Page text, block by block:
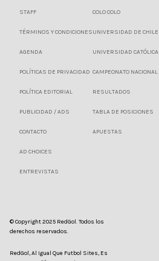
STAFF
TÉRMINOS Y CONDICIONES
AGENDA
POLÍTICAS DE PRIVACIDAD
POLÍTICA EDITORIAL
PUBLICIDAD / ADS
CONTACTO
AD CHOICES
ENTREVISTAS
COLO COLO
UNIVERSIDAD DE CHILE
UNIVERSIDAD CATÓLICA
CAMPEONATO NACIONAL
RESULTADOS
TABLA DE POSICIONES
APUESTAS
© Copyright 2025 RedGol. Todos los
derechos reservados.
RedGol, Al Igual Que Futbol Sites, Es